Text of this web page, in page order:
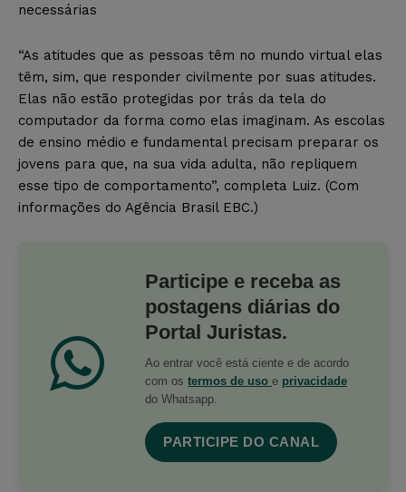
necessárias
“As atitudes que as pessoas têm no mundo virtual elas
têm, sim, que responder civilmente por suas atitudes.
Elas não estão protegidas por trás da tela do
computador da forma como elas imaginam. As escolas
de ensino médio e fundamental precisam preparar os
jovens para que, na sua vida adulta, não repliquem
esse tipo de comportamento”, completa Luiz. (Com
informações do Agência Brasil EBC.)
Participe e receba as
postagens diárias do
Portal Juristas.
Ao entrar você está ciente e de acordo
com os termos de uso e privacidade
do Whatsapp.
PARTICIPE DO CANAL